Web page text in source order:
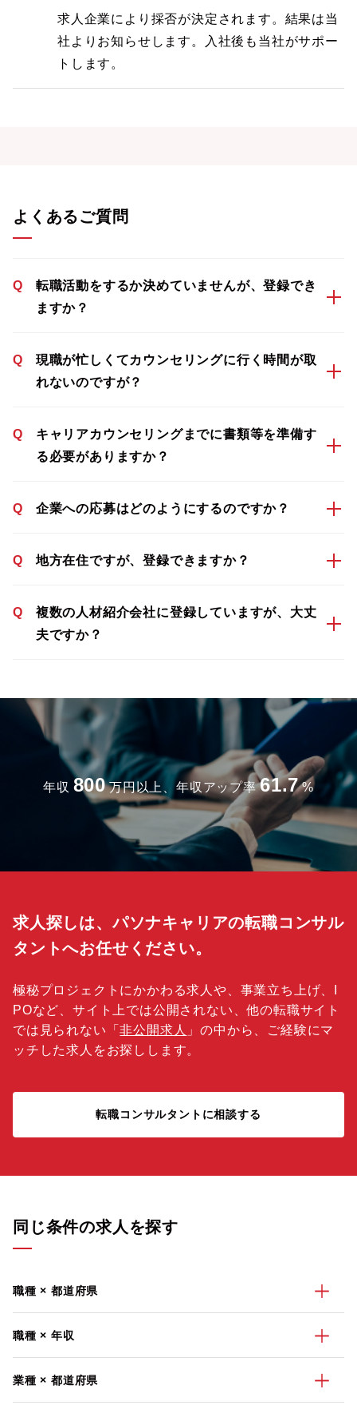
求人企業により採否が決定されます。結果は当
社よりお知らせします。入社後も当社がサポー
トします。
よくあるご質問
Q
転職活動をするか決めていませんが、登録でき
ますか？
Q
現職が忙しくてカウンセリングに行く時間が取
れないのですが？
Q
キャリアカウンセリングまでに書類等を準備す
る必要がありますか？
Q 企業への応募はどのようにするのですか？
Q 地方在住ですが、登録できますか？
Q
複数の人材紹介会社に登録していますが、大丈
夫ですか？
年収 800 万円以上、年収アップ率 61.7 %
求人探しは、パソナキャリアの転職コンサル
タントへお任せください。
極秘プロジェクトにかかわる求人や、事業立ち上げ、I
POなど、サイト上では公開されない、他の転職サイト
では見られない「非公開求人 」の中から、ご経験にマ
ッチした求人をお探しします。
転職コンサルタントに相談する
同じ条件の求人を探す
職種 × 都道府県
職種 × 年収
業種 × 都道府県